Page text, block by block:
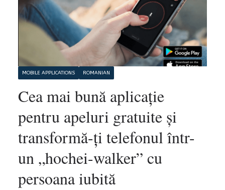
MOBILE APPLICATIONS ROMANIAN
Cea mai bună aplicație
pentru apeluri gratuite și
transformă-ți telefonul într-
un „hochei-walker” cu
persoana iubită